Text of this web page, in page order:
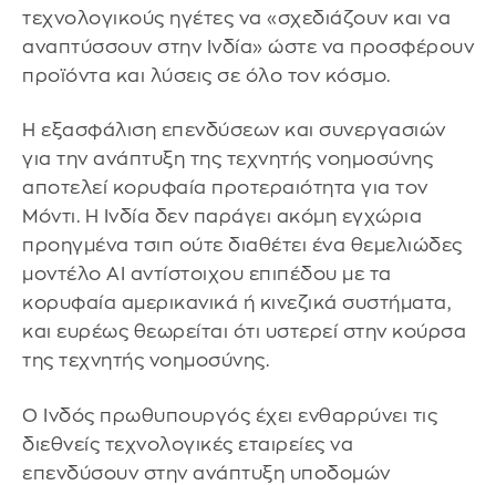
τεχνολογικούς ηγέτες να «σχεδιάζουν και να
αναπτύσσουν στην Ινδία» ώστε να προσφέρουν
προϊόντα και λύσεις σε όλο τον κόσμο.
Η εξασφάλιση επενδύσεων και συνεργασιών
για την ανάπτυξη της τεχνητής νοημοσύνης
αποτελεί κορυφαία προτεραιότητα για τον
Μόντι. Η Ινδία δεν παράγει ακόμη εγχώρια
προηγμένα τσιπ ούτε διαθέτει ένα θεμελιώδες
μοντέλο AI αντίστοιχου επιπέδου με τα
κορυφαία αμερικανικά ή κινεζικά συστήματα,
και ευρέως θεωρείται ότι υστερεί στην κούρσα
της τεχνητής νοημοσύνης.
Ο Ινδός πρωθυπουργός έχει ενθαρρύνει τις
διεθνείς τεχνολογικές εταιρείες να
επενδύσουν στην ανάπτυξη υποδομών